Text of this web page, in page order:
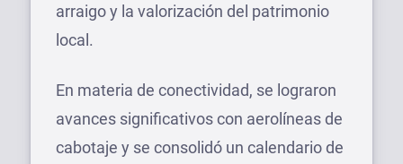
arraigo y la valorización del patrimonio
local.
En materia de conectividad, se lograron
avances significativos con aerolíneas de
cabotaje y se consolidó un calendario de